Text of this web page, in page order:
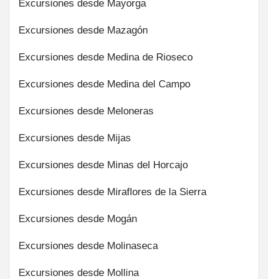
Excursiones desde Mayorga
Excursiones desde Mazagón
Excursiones desde Medina de Rioseco
Excursiones desde Medina del Campo
Excursiones desde Meloneras
Excursiones desde Mijas
Excursiones desde Minas del Horcajo
Excursiones desde Miraflores de la Sierra
Excursiones desde Mogán
Excursiones desde Molinaseca
Excursiones desde Mollina